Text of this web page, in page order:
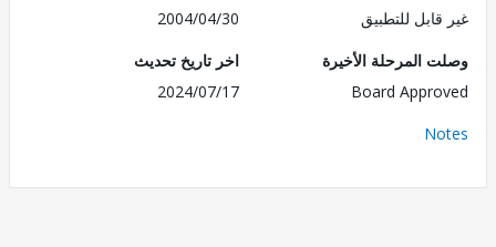
للتطبيق
2004/04/30
المرحلة الأخيرة
Board
اخر تاريخ تحديث
2024/07/17